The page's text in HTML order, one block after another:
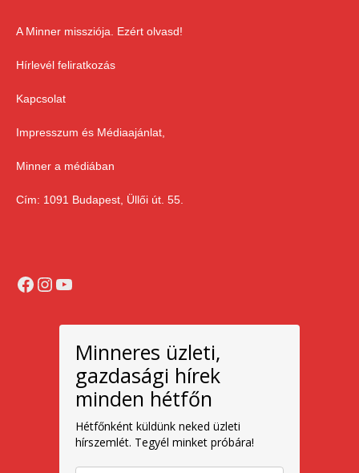
A Minner missziója. Ezért olvasd!
Hírlevél feliratkozás
Kapcsolat
Impresszum és Médiaajánlat,
Minner a médiában
Cím: 1091 Budapest, Üllői út. 55.
Facebook
Instagram
YouTube
Minneres üzleti,
gazdasági hírek
minden hétfőn
Hétfőnként küldünk neked üzleti
hírszemlét. Tegyél minket próbára!